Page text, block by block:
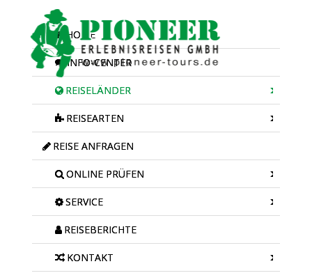
HOME
INFO-CENTER
REISELÄNDER
REISEARTEN
REISE ANFRAGEN
ONLINE PRÜFEN
SERVICE
REISEBERICHTE
KONTAKT